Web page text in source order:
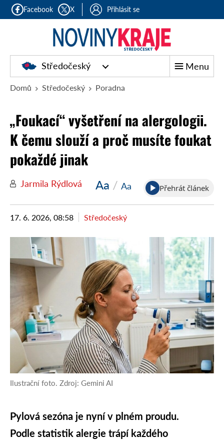
Facebook X Přihlásit se
Středočeský Menu
Domů Středočeský Poradna
„Foukací“ vyšetření na alergologii.
K čemu slouží a proč musíte foukat
pokaždé jinak
Jarmila Rýdlová Aa / Aa Přehrát článek
17. 6. 2026, 08:58 Středočeský
Ilustrační foto. Zdroj: Gemini AI
Pylová sezóna je nyní v plném proudu.
Podle statistik alergie trápí každého